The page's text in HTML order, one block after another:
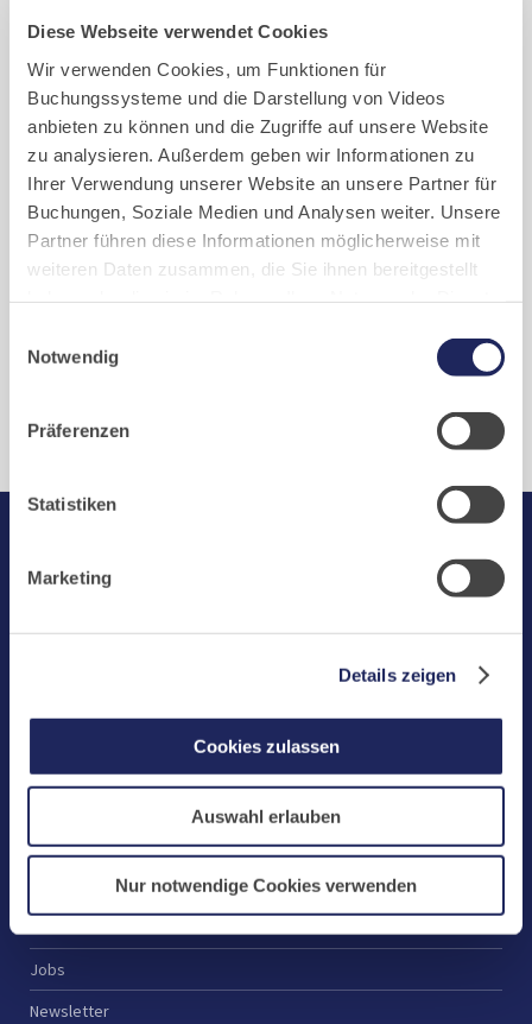
Diese Webseite verwendet Cookies
Wir verwenden Cookies, um Funktionen für
Buchungssysteme und die Darstellung von Videos
anbieten zu können und die Zugriffe auf unsere Website
zu analysieren. Außerdem geben wir Informationen zu
Ihrer Verwendung unserer Website an unsere Partner für
Buchungen, Soziale Medien und Analysen weiter. Unsere
Partner führen diese Informationen möglicherweise mit
weiteren Daten zusammen, die Sie ihnen bereitgestellt
challenges.cloudflare.com: Wir verwenden das online
Buchungssystem MEWS in unserem Hotel und unserem
übermittelt. Cookies von eu5.bookingkit.de: Wir
Buchungen von Bibliotheks- und Klosterführungen. Um
Buchungen durchführen zu können akzeptieren Sie bitte
Notwendig
Präferenzen
Statistiken
Marketing
Details zeigen
Cookies zulassen
Auswahl erlauben
Nur notwendige Cookies verwenden
eindrucksvollen künstlerischen und
Ein besonderer Schwerpunkt liegt auf
den Wandgemälden, die eng mit der
Beuroner Kunstschule verbunden sind.
weitere Infos & Bestellung
Kloster
Spenden
Laacher See
Jobs
Newsletter